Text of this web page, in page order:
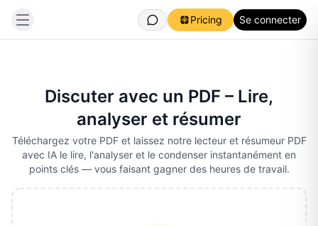
Pricing Se connecter
Discuter avec un PDF – Lire,
analyser et résumer
Téléchargez votre PDF et laissez notre lecteur et résumeur PDF
avec IA le lire, l'analyser et le condenser instantanément en
points clés — vous faisant gagner des heures de travail.